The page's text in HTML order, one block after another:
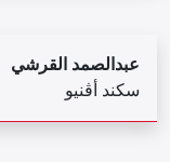
عبدالصمد القرشي
سكند أڤنيو